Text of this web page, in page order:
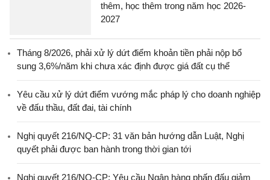
thêm, học thêm trong năm học 2026-
2027
Tháng 8/2026, phải xử lý dứt điểm khoản tiền phải nộp bổ
sung 3,6%/năm khi chưa xác định được giá đất cụ thể
Yêu cầu xử lý dứt điểm vướng mắc pháp lý cho doanh nghiệp
về đấu thầu, đất đai, tài chính
Nghị quyết 216/NQ-CP: 31 văn bản hướng dẫn Luật, Nghị
quyết phải được ban hành trong thời gian tới
Nghị quyết 216/NQ-CP: Yêu cầu Ngân hàng phấn đấu giảm